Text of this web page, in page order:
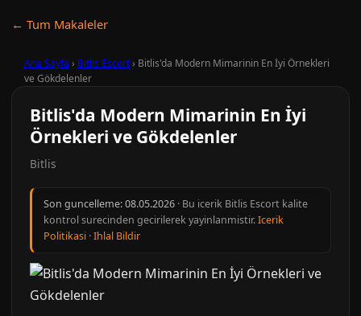
← Tum Makaleler
Ana Sayfa › Bitlis Escort› Bitlis'da Modern Mimarinin En İyi Örnekleri
ve Gökdelenler
Bitlis'da Modern Mimarinin En İyi
Örnekleri ve Gökdelenler
Bitlis
Son guncelleme:08.05.2026 · Bu icerik Bitlis Escort kalite
kontrol surecinden gecirilerek yayinlanmistir.Icerik
Politikasi ·Ihlal Bildir